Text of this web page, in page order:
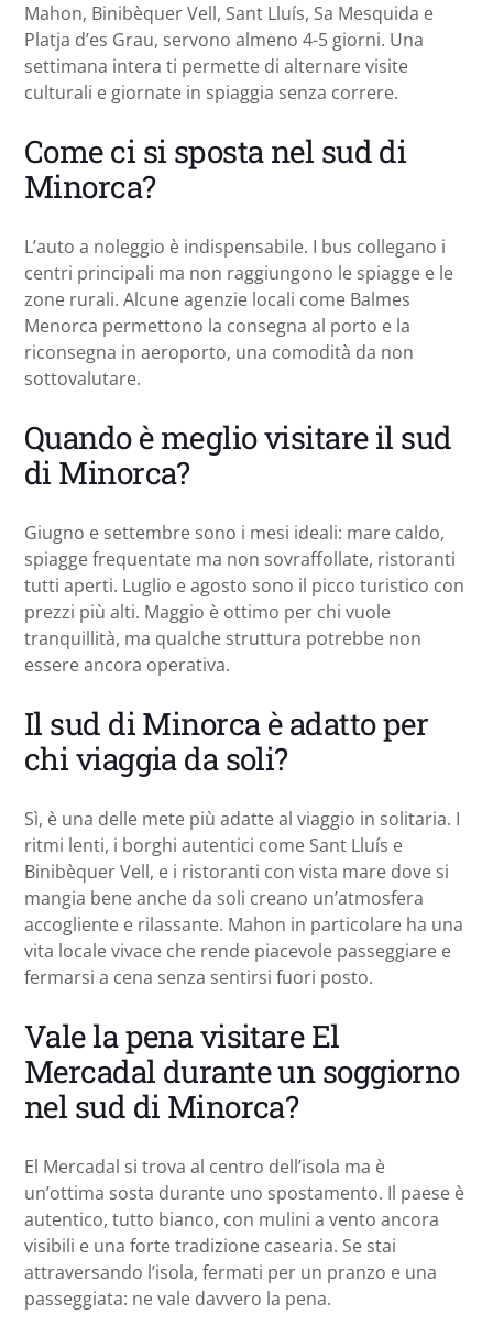
Mahon, Binibèquer Vell, Sant Lluís, Sa Mesquida e
Platja d’es Grau, servono almeno 4-5 giorni. Una
settimana intera ti permette di alternare visite
culturali e giornate in spiaggia senza correre.
Come ci si sposta nel sud di
Minorca?
L’auto a noleggio è indispensabile. I bus collegano i
centri principali ma non raggiungono le spiagge e le
zone rurali. Alcune agenzie locali come Balmes
Menorca permettono la consegna al porto e la
riconsegna in aeroporto, una comodità da non
sottovalutare.
Quando è meglio visitare il sud
di Minorca?
Giugno e settembre sono i mesi ideali: mare caldo,
spiagge frequentate ma non sovraffollate, ristoranti
tutti aperti. Luglio e agosto sono il picco turistico con
prezzi più alti. Maggio è ottimo per chi vuole
tranquillità, ma qualche struttura potrebbe non
essere ancora operativa.
Il sud di Minorca è adatto per
chi viaggia da soli?
Sì, è una delle mete più adatte al viaggio in solitaria. I
ritmi lenti, i borghi autentici come Sant Lluís e
Binibèquer Vell, e i ristoranti con vista mare dove si
mangia bene anche da soli creano un’atmosfera
accogliente e rilassante. Mahon in particolare ha una
vita locale vivace che rende piacevole passeggiare e
fermarsi a cena senza sentirsi fuori posto.
Vale la pena visitare El
Mercadal durante un soggiorno
nel sud di Minorca?
El Mercadal si trova al centro dell’isola ma è
un’ottima sosta durante uno spostamento. Il paese è
autentico, tutto bianco, con mulini a vento ancora
visibili e una forte tradizione casearia. Se stai
attraversando l’isola, fermati per un pranzo e una
passeggiata: ne vale davvero la pena.